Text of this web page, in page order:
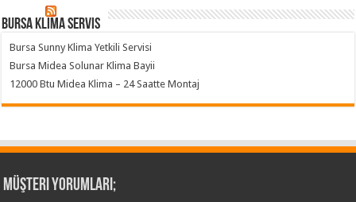
Bursa klima servis
Bursa Sunny Klima Yetkili Servisi
Bursa Midea Solunar Klima Bayii
12000 Btu Midea Klima – 24 Saatte Montaj
Müşteri Yorumları;